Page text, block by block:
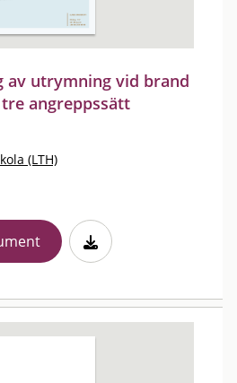
av utrymning vid brand
angreppssätt
(LTH)